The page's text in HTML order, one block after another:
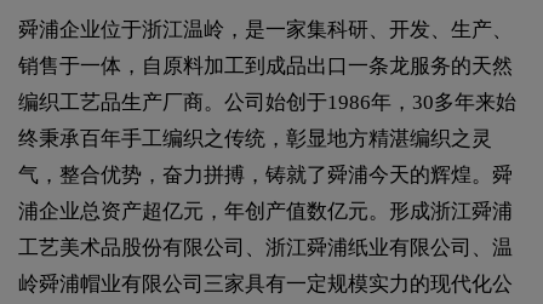
舜浦企业位于浙江温岭，是一家集科研、开发、生产、
销售于一体，自原料加工到成品出口一条龙服务的天然
编织工艺品生产厂商。公司始创于1986年，30多年来始
终秉承百年手工编织之传统，彰显地方精湛编织之灵
气，整合优势，奋力拼搏，铸就了舜浦今天的辉煌。舜
浦企业总资产超亿元，年创产值数亿元。形成浙江舜浦
工艺美术品股份有限公司、浙江舜浦纸业有限公司、温
岭舜浦帽业有限公司三家具有一定规模实力的现代化公